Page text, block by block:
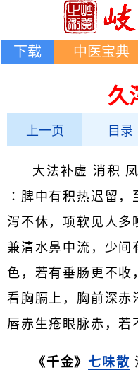
下载 中医宝典
久
上一页 目录
大法补虚 消积
∶脾中有积热迟留，
泻不休，项软见人多
兼清水鼻中流，少间
色，若有垂肠更不收
看胸膈上，胸前深赤
唇赤生疮眼脉赤，若
《千金》七味散